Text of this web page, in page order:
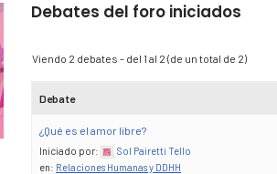
Debates del foro iniciados
Viendo 2 debates - del 1 al 2 (de un total de 2)
Debate
¿Qué es el amor libre?
Iniciado por:
Sol Pairetti Tello
en: Relaciones Humanas y DDHH